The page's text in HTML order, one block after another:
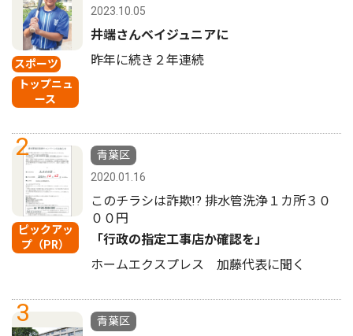
スポーツ
トップニュ
ース
2023.10.05
井端さんベイジュニアに
昨年に続き２年連続
2
ピックアッ
プ（PR）
青葉区
2020.01.16
このチラシは詐欺!? 排水管洗浄１カ所３０
００円
「行政の指定工事店か確認を」
ホームエクスプレス 加藤代表に聞く
3
青葉区